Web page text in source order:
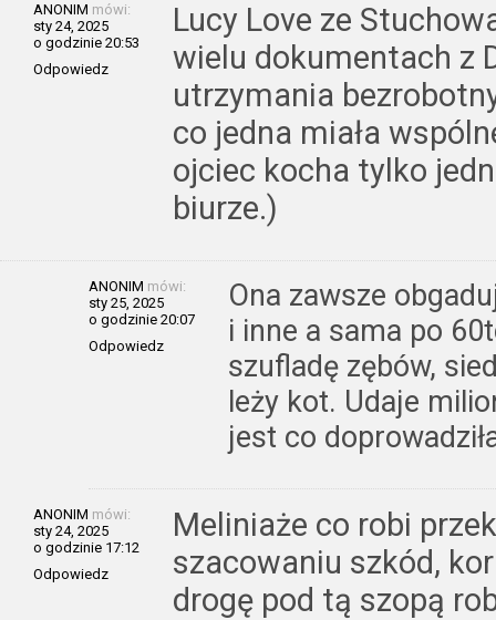
ANONIM mówi:
sty 24, 2025
o godzinie 20:53
Odpowiedz
Lucy Love ze
wielu dokumentach z
utrzymania
co jedna miała
ojciec kocha tylko
biurze.)
ANONIM mówi:
sty 25, 2025
o godzinie 20:07
Odpowiedz
Ona zawsze
i inne a sama po
szufladę zębów,
leży kot. Udaje
jest co
ANONIM mówi:
sty 24, 2025
o godzinie 17:12
Odpowiedz
Meliniaże co robi
szacowaniu szkód,
drogę pod tą szopą